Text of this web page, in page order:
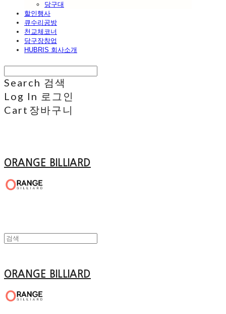
당구대
할인행사
큐수리공방
천교체코너
당구장창업
HUBRIS 회사소개
Search 검색
Log In 로그인
Cart 장바구니
ORANGE BILLIARD
ORANGE BILLIARD